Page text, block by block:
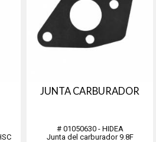
JUNTA CARBURADOR
# 01050630 - HIDEA
Junta del carburador 9.8F